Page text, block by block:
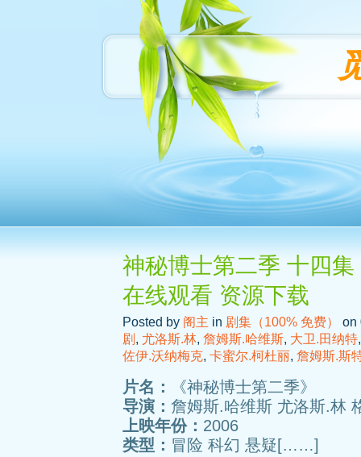
神秘博士第二季 十四
在线观看 资源下载
Posted by 阁主 in 剧集（100% 免费）
on
剧 , 尤洛斯.林, 詹姆斯.哈维斯, 大卫.田纳特
佐伊.沃纳梅克, 卡蜜尔.柯杜丽, 詹姆斯.斯
片名：
《神秘博士第二季》
导演： 詹姆斯.哈维斯 尤洛斯.林
上映年份： 2006
类型： 冒险 科幻 悬疑[……]